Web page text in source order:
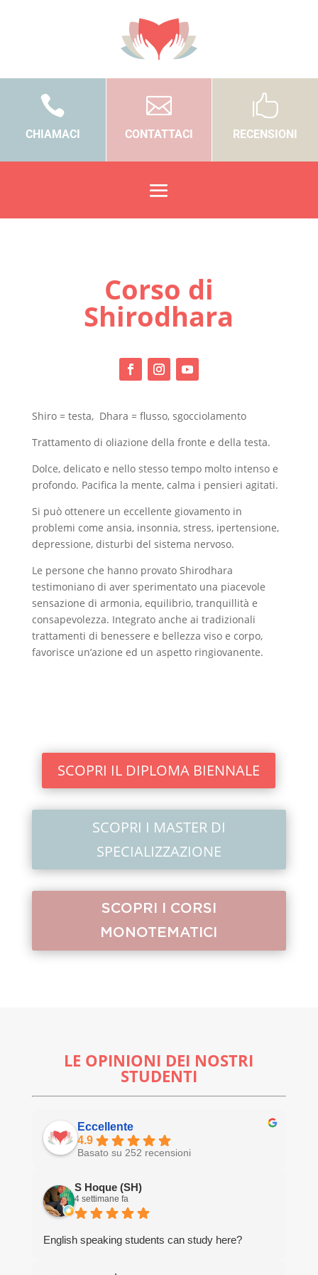

CHIAMACI

CONTATTACI

RECENSIONI
Corso di
Shirodhara
Shiro = testa, Dhara = flusso, sgocciolamento
Trattamento di oliazione della fronte e della testa.
Dolce, delicato e nello stesso tempo molto intenso e
profondo. Pacifica la mente, calma i pensieri agitati.
Si può ottenere un eccellente giovamento in
problemi come ansia, insonnia, stress, ipertensione,
depressione, disturbi del sistema nervoso.
Le persone che hanno provato Shirodhara
testimoniano di aver sperimentato una piacevole
sensazione di armonia, equilibrio, tranquillità e
consapevolezza. Integrato anche ai tradizionali
trattamenti di benessere e bellezza viso e corpo,
favorisce un’azione ed un aspetto ringiovanente.
SCOPRI IL DIPLOMA BIENNALE
SCOPRI I MASTER DI
SPECIALIZZAZIONE
SCOPRI I CORSI
MONOTEMATICI
LE OPINIONI DEI NOSTRI
STUDENTI
Eccellente
4.9
Basato su 252 recensioni
S Hoque (SH)
4 settimane fa
English speaking students can study here?